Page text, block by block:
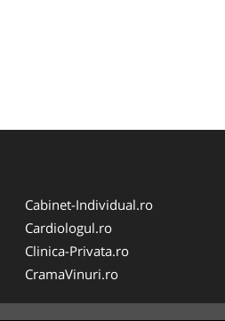
Cabinet-Individual.ro
Cardiologul.ro
Clinica-Privata.ro
CramaVinuri.ro